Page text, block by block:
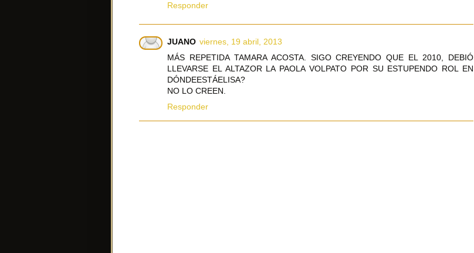
Responder
JUANO viernes, 19 abril, 2013
MÁS REPETIDA TAMARA ACOSTA. SIGO CREYENDO QUE EL 2010, DEBIÓ
LLEVARSE EL ALTAZOR LA PAOLA VOLPATO POR SU ESTUPENDO ROL EN
DÓNDEESTÁELISA?
NO LO CREEN.
Responder